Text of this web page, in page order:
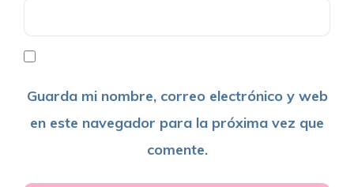
Guarda mi nombre, correo electrónico y web
en este navegador para la próxima vez que
comente.